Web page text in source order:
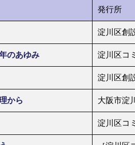
発行所
淀川区創
のあゆみ 淀川区コ
淀川区創
から 大阪市淀
淀川区コ